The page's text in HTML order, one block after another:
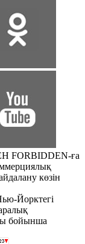
FORBIDDEN-ға
көзін
Йорктегі
бойынша